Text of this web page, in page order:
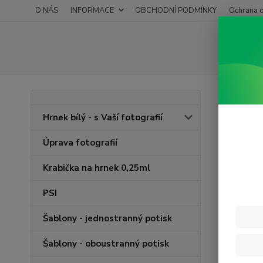
O NÁS INFORMACE OBCHODNÍ PODMÍNKY Ochrana
Hrnek bílý - s Vaší fotografií
Úprava fotografií
Krabička na hrnek 0,25ml
PSI
Šablony - jednostranný potisk
Šablony - oboustranný potisk